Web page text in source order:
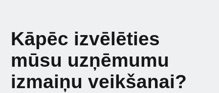
Kāpēc izvēlēties
mūsu uzņēmumu
izmaiņu veikšanai?